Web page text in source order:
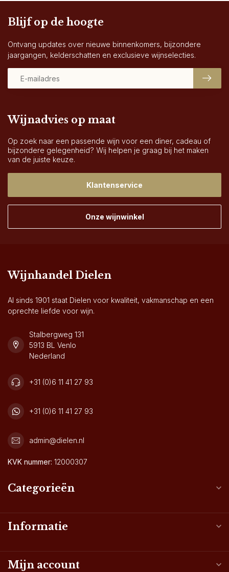
Wijnadvies op maat
Op zoek naar een passende wijn voor een diner, cadeau of
bijzondere gelegenheid? Wij helpen je graag bij het maken
van de juiste keuze.
Klantenservice
Onze wijnwinkel
Blijf op de hoogte
Ontvang updates over nieuwe binnenkomers, bijzondere
jaargangen, kelderschatten en exclusieve wijnselecties.
Wijnhandel Dielen
Al sinds 1901 staat Dielen voor kwaliteit, vakmanschap en een
oprechte liefde voor wijn.
Stalbergweg 131
5913 BL Venlo
Nederland
+31 (0)6 11 41 27 93
+31 (0)6 11 41 27 93
admin@dielen.nl
KVK nummer: 12000307
Categorieën
Informatie
Mijn account